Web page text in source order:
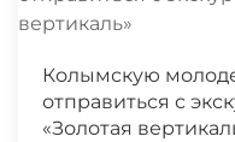
Колымскую
отправиться с
«Золотая